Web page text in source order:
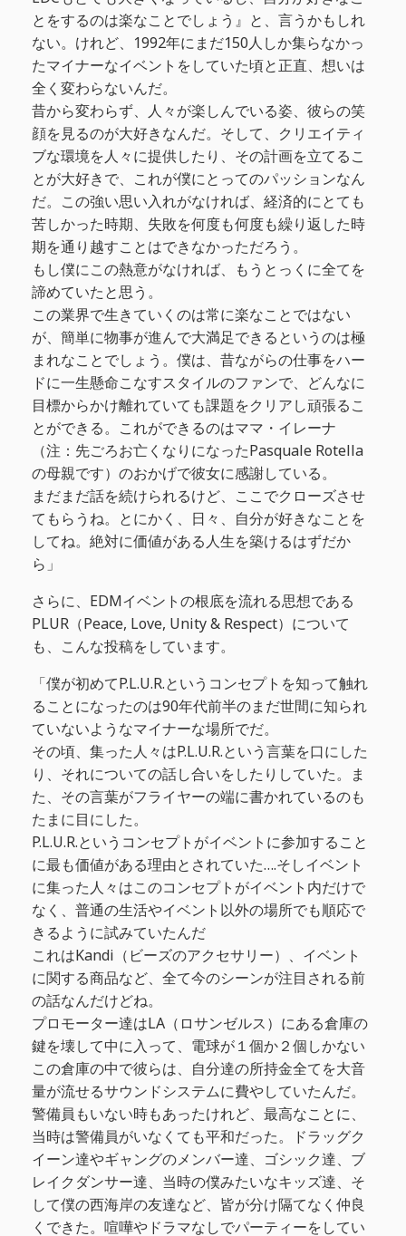
とをするのは楽なことでしょう』と、言うかもしれ
ない。けれど、1992年にまだ150人しか集らなかっ
たマイナーなイベントをしていた頃と正直、想いは
全く変わらないんだ。
昔から変わらず、人々が楽しんでいる姿、彼らの笑
顔を見るのが大好きなんだ。そして、クリエイティ
ブな環境を人々に提供したり、その計画を立てるこ
とが大好きで、これが僕にとってのパッションなん
だ。この強い思い入れがなければ、経済的にとても
苦しかった時期、失敗を何度も何度も繰り返した時
期を通り越すことはできなかっただろう。
もし僕にこの熱意がなければ、もうとっくに全てを
諦めていたと思う。
この業界で生きていくのは常に楽なことではない
が、簡単に物事が進んで大満足できるというのは極
まれなことでしょう。僕は、昔ながらの仕事をハー
ドに一生懸命こなすスタイルのファンで、どんなに
目標からかけ離れていても課題をクリアし頑張るこ
とができる。これができるのはママ・イレーナ
（注：先ごろお亡くなりになったPasquale Rotella
の母親です）のおかげで彼女に感謝している。
まだまだ話を続けられるけど、ここでクローズさせ
てもらうね。とにかく、日々、自分が好きなことを
してね。絶対に価値がある人生を築けるはずだか
ら」
さらに、EDMイベントの根底を流れる思想である
PLUR（Peace, Love, Unity & Respect）について
も、こんな投稿をしています。
「僕が初めてP.L.U.R.というコンセプトを知って触れ
ることになったのは90年代前半のまだ世間に知られ
ていないようなマイナーな場所でだ。
その頃、集った人々はP.L.U.R.という言葉を口にした
り、それについての話し合いをしたりしていた。ま
た、その言葉がフライヤーの端に書かれているのも
たまに目にした。
P.L.U.R.というコンセプトがイベントに参加すること
に最も価値がある理由とされていた….そしイベント
に集った人々はこのコンセプトがイベント内だけで
なく、普通の生活やイベント以外の場所でも順応で
きるように試みていたんだ
これはKandi（ビーズのアクセサリー）、イベント
に関する商品など、全て今のシーンが注目される前
の話なんだけどね。
プロモーター達はLA（ロサンゼルス）にある倉庫の
鍵を壊して中に入って、電球が１個か２個しかない
この倉庫の中で彼らは、自分達の所持金全てを大音
量が流せるサウンドシステムに費やしていたんだ。
警備員もいない時もあったけれど、最高なことに、
当時は警備員がいなくても平和だった。ドラッグク
イーン達やギャングのメンバー達、ゴシック達、ブ
レイクダンサー達、当時の僕みたいなキッズ達、そ
して僕の西海岸の友達など、皆が分け隔てなく仲良
くできた。喧嘩やドラマなしでパーティーをしてい